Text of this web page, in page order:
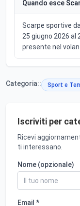
Quando esce
Scarpe sportive
25 giugno 2026 al
presente nel
Categoria:: Sport e
Iscriviti per
Ricevi
ti interessano.
Nome (opzionale)
Email *